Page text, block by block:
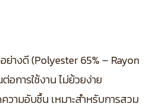
างดี (Polyester 65% – Rayon
อการใช้งาน ไม่ย้วยง่าย
วามอับชื้น เหมาะสำหรับการสวม